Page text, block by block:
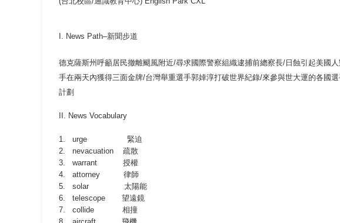
I. News Path–新聞步道
德克薩斯州呼籲居民撤離颶風附近/尋求國際警察組織逮捕前總察長/日蝕引起美國
手在兩天內獲得三面金牌/台灣舉重選手郭婞淳打破世界紀錄/來參與世大運的各國
計劃
II. News Vocabulary
1. urge 緊迫
2. nevacuation 疏散
3. warrant 授權
4. attorney 律師
5. solar 太陽能
6. telescope 望遠鏡
7. collide 相撞